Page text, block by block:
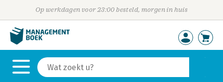
Op werkdagen voor 23:00 besteld, morgen in huis